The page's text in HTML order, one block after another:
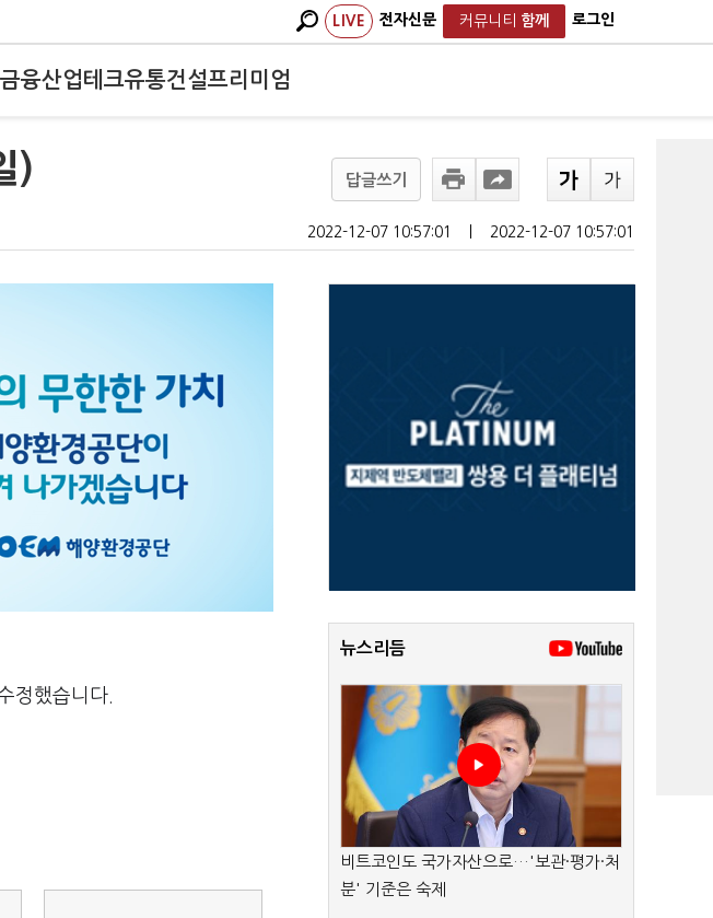
LIVE 전자신문 커뮤니티 함께 로그인
금융산업테크유통건설프리미엄
) 답글쓰기
2022-12-07 10:57:01 2022-12-07 10:57:01
정했습니다.
뉴스리듬
비트코인도 국가자산으로…'보관·평가·처
분' 기준은 숙제